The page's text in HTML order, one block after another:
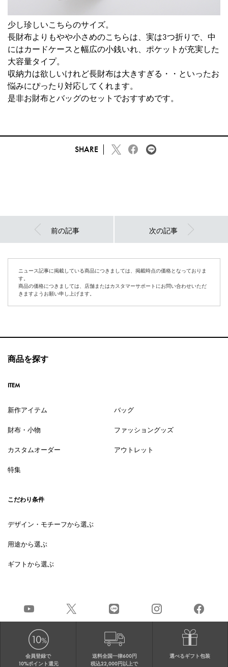
少し珍しいこちらのサイズ。
長財布よりもやや小さめのこちらは、実は3つ折りで、中
にはカードケースと幅広の小銭いれ、ポケットが充実した
大容量タイプ。
収納力は欲しいけれど長財布は大きすぎる・・といったお
悩みにぴったり対応してくれます。
是非お財布とバッグのセットでおすすめです。
SHARE
前の記事 次の記事
ニュース記事に掲載している商品につきましては、掲載時点の価格となっておりま
す。
商品の価格につきましては、店舗またはカスタマーサポートにお問い合わせいただ
きますようお願い申し上げます。
商品を探す
ITEM
新作アイテム バッグ
財布・小物 ファッショングッズ
カスタムオーダー アウトレット
特集
こだわり条件
デザイン・モチーフから選ぶ
用途から選ぶ
ギフトから選ぶ
会員登録で
10%ポイント還元
送料全国一律600円
税込22,000円以上で
選べるギフト包装